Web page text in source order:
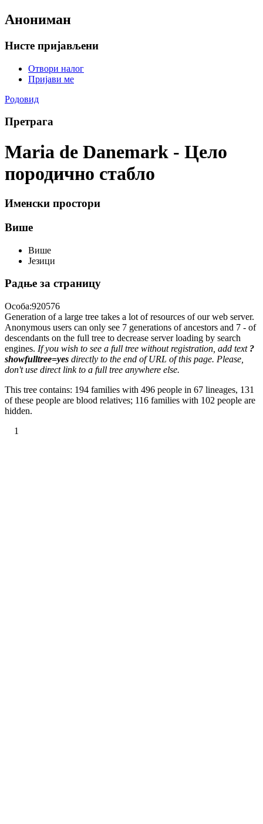
Анониман
Нисте пријављени
Отвори налог
Пријави ме
Родовид
Претрага
Maria de Danemark - Цело
породично стабло
Именски простори
Више
Више
Језици
Радње за страницу
Особа:920576
Generation of a large tree takes a lot of resources of our web server.
Anonymous users can only see 7 generations of ancestors and 7 - of
descendants on the full tree to decrease server loading by search
engines. If you wish to see a full tree without registration, add text ?
showfulltree=yes directly to the end of URL of this page. Please,
don't use direct link to a full tree anywhere else.
This tree contains: 194 families with 496 people in 67 lineages, 131
of these people are blood relatives; 116 families with 102 people are
hidden.
1